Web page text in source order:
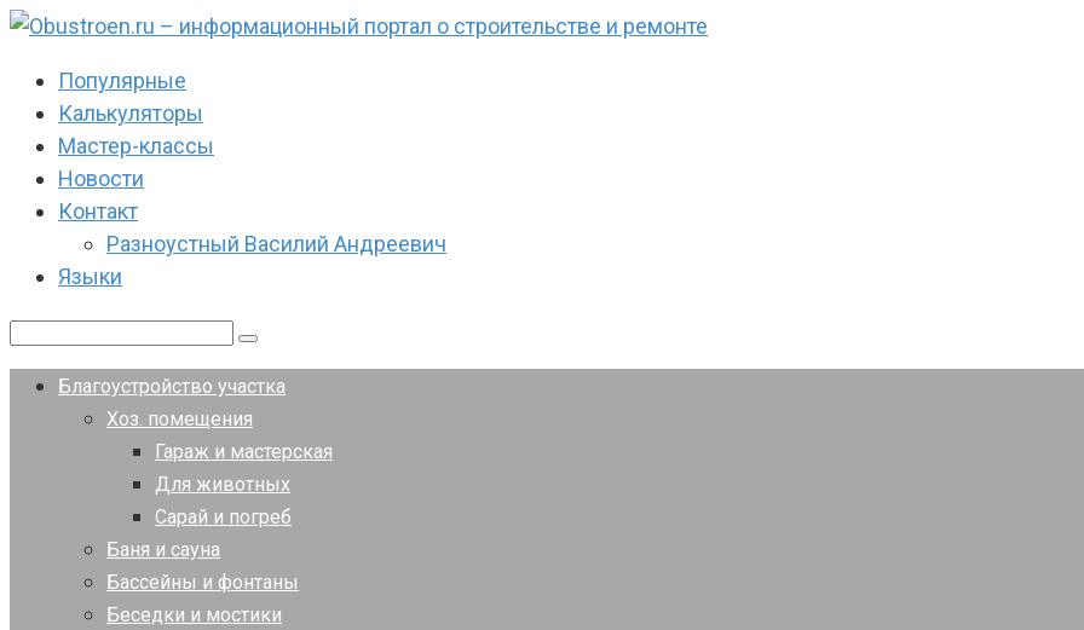
Перейти
контентуПопулярные
Калькуляторы
Мастер-классы
Новости
Контакт
Разноустный Василий Андреевич
Языки
Поиск:
Благоустройство участка
Хоз. помещения
Гараж и мастерская
Для животных
Сарай и погреб
Баня и сауна
Бассейны и фонтаны
Беседки и мостики